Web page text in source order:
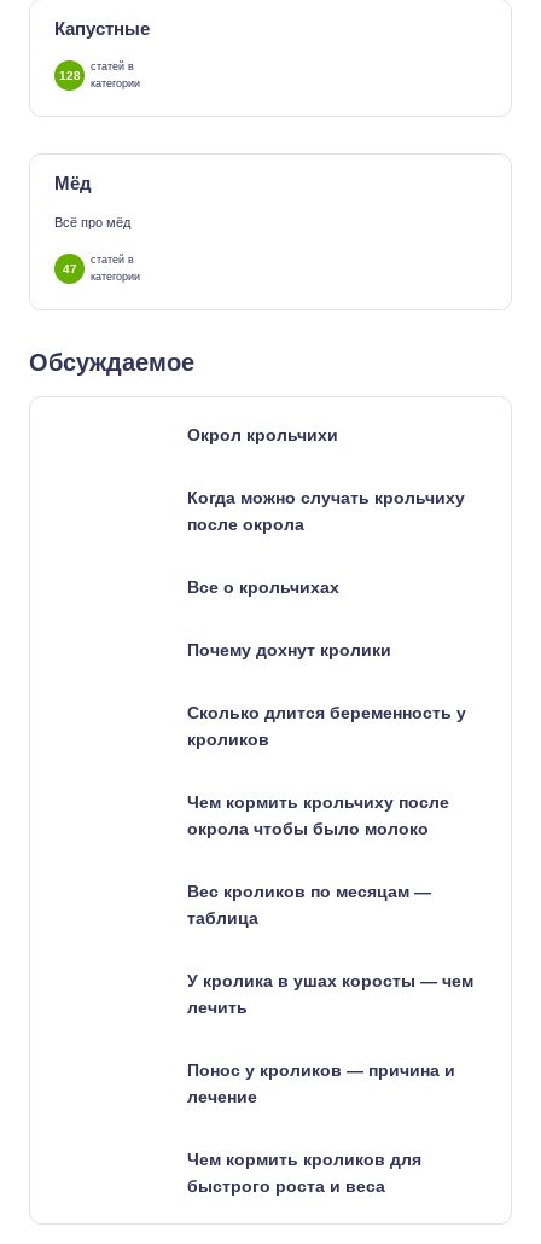
Капустные
128
статей в
категории
Мёд
Всё про мёд
47
статей в
категории
Обсуждаемое
Окрол крольчихи
Когда можно случать крольчиху
после окрола
Все о крольчихах
Почему дохнут кролики
Сколько длится беременность у
кроликов
Чем кормить крольчиху после
окрола чтобы было молоко
Вес кроликов по месяцам —
таблица
У кролика в ушах коросты — чем
лечить
Понос у кроликов — причина и
лечение
Чем кормить кроликов для
быстрого роста и веса